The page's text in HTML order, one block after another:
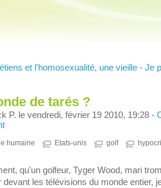
et l'homosexualité, une vieille - Je
de tarés ?
P. le vendredi, février 19 2010, 19:28 -
humaine Etats-unis golf
qu'un golfeur, Tyger Wood, mari
les télévisions du monde entier,